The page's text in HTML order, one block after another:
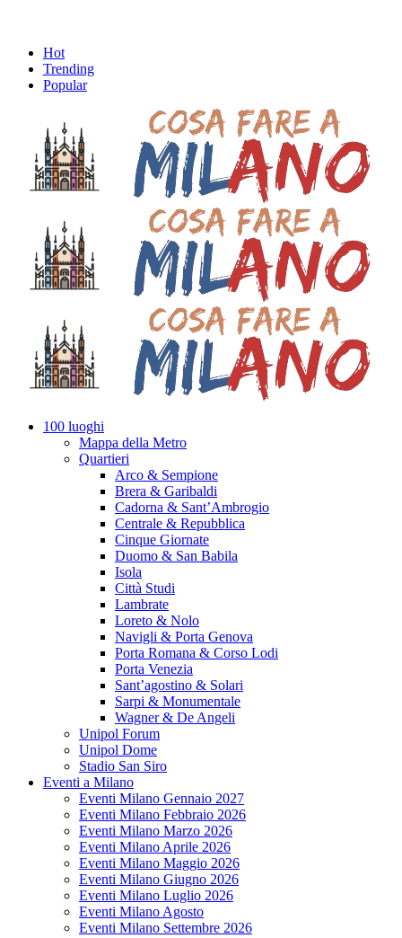
Hot
Trending
Popular
100 luoghi
Mappa della Metro
Quartieri
Arco & Sempione
Brera & Garibaldi
Cadorna & Sant’Ambrogio
Centrale & Repubblica
Cinque Giornate
Duomo & San Babila
Isola
Città Studi
Lambrate
Loreto & Nolo
Navigli & Porta Genova
Porta Romana & Corso Lodi
Porta Venezia
Sant’agostino & Solari
Sarpi & Monumentale
Wagner & De Angeli
Unipol Forum
Unipol Dome
Stadio San Siro
Eventi a Milano
Eventi Milano Gennaio 2027
Eventi Milano Febbraio 2026
Eventi Milano Marzo 2026
Eventi Milano Aprile 2026
Eventi Milano Maggio 2026
Eventi Milano Giugno 2026
Eventi Milano Luglio 2026
Eventi Milano Agosto
Eventi Milano Settembre 2026